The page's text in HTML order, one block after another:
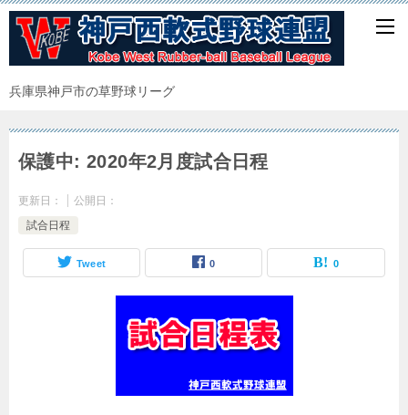
兵庫県神戸市の草野球リーグ
保護中: 2020年2月度試合日程
更新日：
公開日：
試合日程
Tweet 0 0